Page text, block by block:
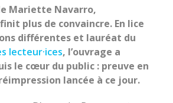
Mariette Navarro,
finit plus de convaincre. En lice
différentes et lauréat du
lecteur·ices, l’ouvrage a
le cœur du public : preuve en
lancée à ce jour.